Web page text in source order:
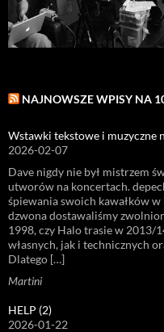
NAJNOWSZE WPISY NA
Wstawki tekstowe i muzyczne
2026-02-07
Dave nigdy nie był mistrzem
utworów na koncertach.
śpiewania swoich kawałków
dzwona dostawaliśmy
1998, czy Halo trasie w 2013/
własnych, jak i technicznych
Dlatego […]
Martini
HELP (2)
2026-01-22